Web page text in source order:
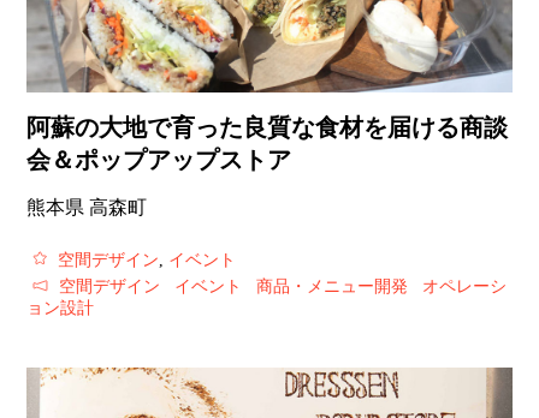
阿蘇の大地で育った良質な食材を届ける商談
会＆ポップアップストア
熊本県 高森町
空間デザイン, イベント
空間デザイン
イベント 商品・メニュー開発
オペレーシ
ョン設計